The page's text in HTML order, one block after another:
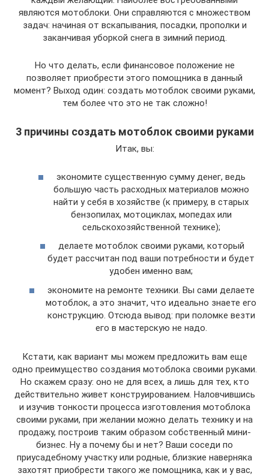
являются мотоблоки. Они справляются с множеством
задач: начиная от вскапывания, посадки, прополки и
заканчивая уборкой снега в зимний период.
Но что делать, если финансовое положение не
позволяет приобрести этого помощника в данный
момент? Выход один: создать мотоблок своими руками,
тем более что это не так сложно!
3 причины создать мотоблок своими руками
Итак, вы:
экономите существенную сумму денег, ведь
большую часть расходных материалов можно
найти у себя в хозяйстве (к примеру, в старых
бензопилах, мотоциклах, мопедах или
сельскохозяйственной технике);
делаете мотоблок своими руками, который
будет рассчитан под ваши потребности и будет
удобен именно вам;
экономите на ремонте техники. Вы сами делаете
мотоблок, а это значит, что идеально знаете его
конструкцию. Отсюда вывод: при поломке везти
его в мастерскую не надо.
Кстати, как вариант мы можем предложить вам еще
одно преимущество создания мотоблока своими руками.
Но скажем сразу: оно не для всех, а лишь для тех, кто
действительно живет конструированием. Наловчившись
и изучив тонкости процесса изготовления мотоблока
своими руками, при желании можно делать технику и на
продажу, построив таким образом собственный мини-
бизнес. Ну а почему бы и нет? Ваши соседи по
приусадебному участку или родные, близкие наверняка
захотят приобрести такого же помощника, как и у вас,